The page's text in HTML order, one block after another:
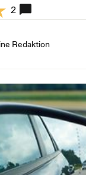
2
Redaktion